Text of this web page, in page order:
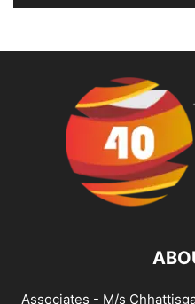
Associates - M/s